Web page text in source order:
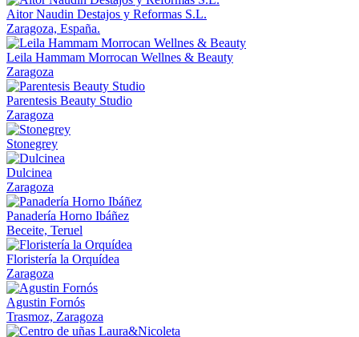
Aitor Naudin Destajos y Reformas S.L.
Zaragoza, España.
Leila Hammam Morrocan Wellnes & Beauty
Zaragoza
Parentesis Beauty Studio
Zaragoza
Stonegrey
Dulcinea
Zaragoza
Panadería Horno Ibáñez
Beceite, Teruel
Floristería la Orquídea
Zaragoza
Agustin Fornós
Trasmoz, Zaragoza